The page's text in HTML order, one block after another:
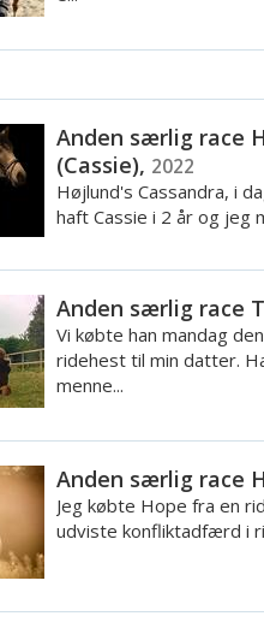
Anden særlig race
(Cassie), 2022
Højlund's Cassandra, i
haft Cassie i 2 år og jeg
Anden særlig race
Vi købte han mandag
ridehest til min datter.
menne...
Anden særlig race
Jeg købte Hope fra en
udviste konfliktadfærd i